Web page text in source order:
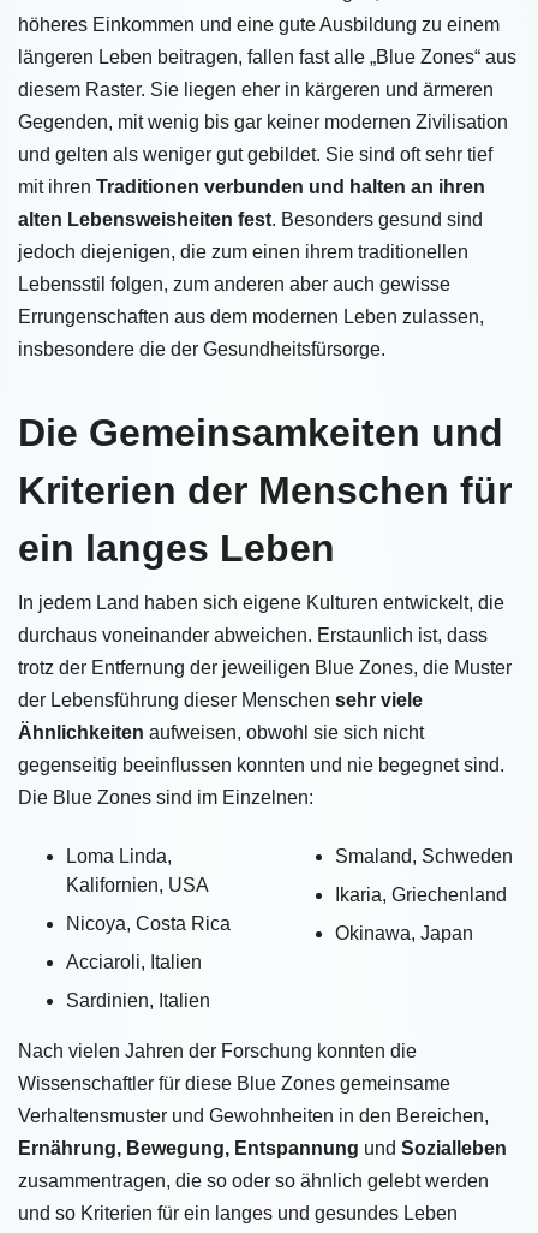
höheres Einkommen und eine gute Ausbildung zu einem
längeren Leben beitragen, fallen fast alle „Blue Zones“ aus
diesem Raster. Sie liegen eher in kärgeren und ärmeren
Gegenden, mit wenig bis gar keiner modernen Zivilisation
und gelten als weniger gut gebildet. Sie sind oft sehr tief
mit ihren Traditionen verbunden und halten an ihren
alten Lebensweisheiten fest. Besonders gesund sind
jedoch diejenigen, die zum einen ihrem traditionellen
Lebensstil folgen, zum anderen aber auch gewisse
Errungenschaften aus dem modernen Leben zulassen,
insbesondere die der Gesundheitsfürsorge.
Die Gemeinsamkeiten und
Kriterien der Menschen für
ein langes Leben
In jedem Land haben sich eigene Kulturen entwickelt, die
durchaus voneinander abweichen. Erstaunlich ist, dass
trotz der Entfernung der jeweiligen Blue Zones, die Muster
der Lebensführung dieser Menschen sehr viele
Ähnlichkeiten aufweisen, obwohl sie sich nicht
gegenseitig beeinflussen konnten und nie begegnet sind.
Die Blue Zones sind im Einzelnen:
Loma Linda,
Kalifornien, USA
Nicoya, Costa Rica
Acciaroli, Italien
Sardinien, Italien
Smaland, Schweden
Ikaria, Griechenland
Okinawa, Japan
Nach vielen Jahren der Forschung konnten die
Wissenschaftler für diese Blue Zones gemeinsame
Verhaltensmuster und Gewohnheiten in den Bereichen,
Ernährung, Bewegung, Entspannung und Sozialleben
zusammentragen, die so oder so ähnlich gelebt werden
und so Kriterien für ein langes und gesundes Leben